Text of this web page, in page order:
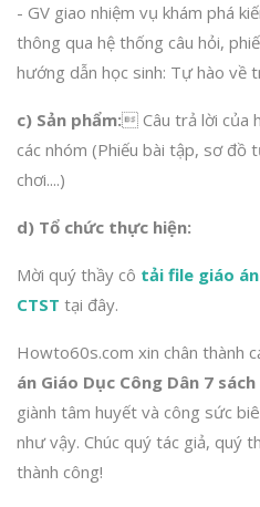
- GV giao nhiệm vụ khám phá
thông qua hệ thống câu hỏi,
hướng dẫn học sinh: Tự hào về
c) Sản phẩm: Câu trả lời của
các nhóm (Phiếu bài tập, sơ đồ
chơi....)
d) Tổ chức thực hiện:
Mời quý thầy cô tải file giáo án
CTST tại đây.
Howto60s.com xin chân thành
án Giáo Dục Công Dân 7
giành tâm huyết và công sức
như vậy. Chúc quý tác giả, quý
thành công!